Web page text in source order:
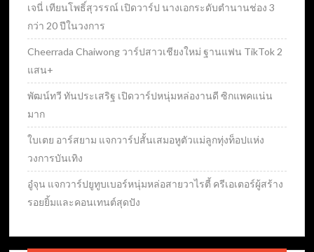
เจนี่ เทียนโพธิ์สุวรรณ์ เปิดวาร์ป นางเอกระดับตำนานช่อง 3
กว่า 20 ปีในวงการ
Cheerrada Chaiwong วาร์ปสาวเชียงใหม่ ฐานแฟน TikTok 2
แสน+
พัฒน์ทวี ทันประเสริฐ เปิดวาร์ปหนุ่มหล่องานดี ซิกแพคแน่น
มาก
ใบเตย อาร์สยาม แจกวาร์ปสั้นเสมอหูตัวแม่ลูกทุ่งท็อปแห่ง
วงการบันเทิง
อู๋จุน แจกวาร์ปยูทูบเบอร์หนุ่มหล่อสายวาไรตี้ ครีเอเตอร์ผู้สร้าง
รอยยิ้มและคอนเทนต์สุดปัง